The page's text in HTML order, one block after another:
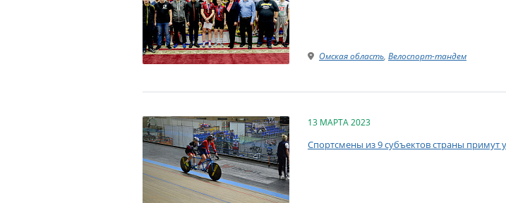
Омская область, Велоспорт-тандем
13 МАРТА 2023
Спортсмены из 9 субъектов страны примут